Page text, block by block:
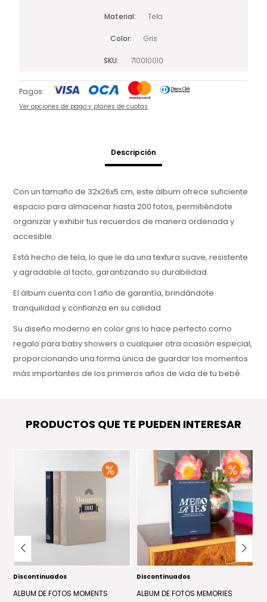
Material Tela
Color Gris
SKU 710010010
Pagos:
Ver opciones de pago y planes de cuotas
Descripción
Con un tamaño de 32x26x5 cm, este álbum ofrece suficiente
espacio para almacenar hasta 200 fotos, permitiéndote
organizar y exhibir tus recuerdos de manera ordenada y
accesible.
Está hecho de tela, lo que le da una textura suave, resistente
y agradable al tacto, garantizando su durabilidad.
El álbum cuenta con 1 año de garantía, brindándote
tranquilidad y confianza en su calidad.
Su diseño moderno en color gris lo hace perfecto como
regalo para baby showers o cualquier otra ocasión especial,
proporcionando una forma única de guardar los momentos
más importantes de los primeros años de vida de tu bebé.
PRODUCTOS QUE TE PUEDEN INTERESAR
Discontinuados
ALBUM DE FOTOS MOMENTS
Discontinuados
ALBUM DE FOTOS MEMORIES